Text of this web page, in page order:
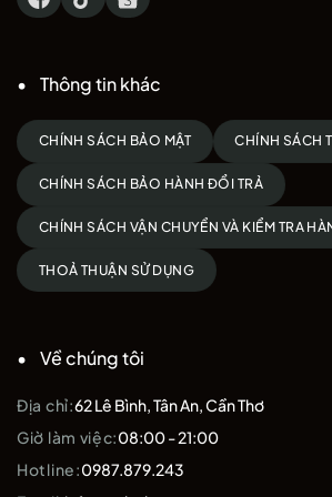
Thông tin khác
CHÍNH SÁCH BẢO MẬT CHÍNH SÁCH
CHÍNH SÁCH BẢO HÀNH ĐỔI TRẢ
CHÍNH SÁCH VẬN CHUYỂN VÀ KIỂM TRA
THOẢ THUẬN SỬ DỤNG
Về chúng tôi
Địa chỉ:62 Lê Bình, Tân An, Cần Thơ
Giờ làm việc:08:00 - 21:00
Hotline:0987.879.243